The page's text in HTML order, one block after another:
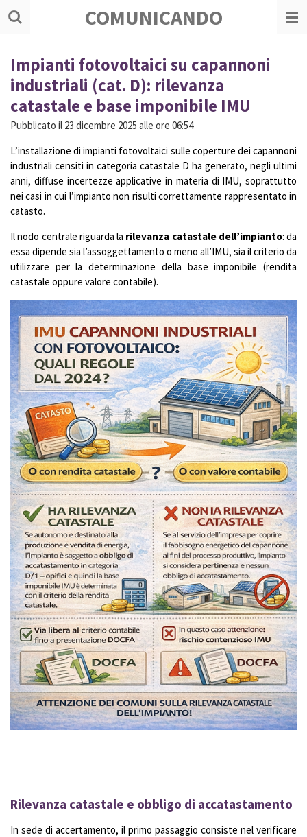
Vai
principale
COMUNICANDO
Impianti fotovoltaici su capannoni
industriali (cat. D): rilevanza
catastale e base imponibile IMU
Pubblicato il 23 dicembre 2025 alle ore 06:54
L’installazione di impianti fotovoltaici sulle coperture dei capannoni
industriali censiti in categoria catastale D ha generato, negli ultimi
anni, diffuse incertezze applicative in materia di IMU, soprattutto
nei casi in cui l’impianto non risulti correttamente rappresentato in
catasto.
Il nodo centrale riguarda la rilevanza catastale dell’impianto: da
essa dipende sia l’assoggettamento o meno all’IMU, sia il criterio da
utilizzare per la determinazione della base imponibile (rendita
catastale oppure valore contabile).
Rilevanza catastale e obbligo di accatastamento
In sede di accertamento, il primo passaggio consiste nel verificare